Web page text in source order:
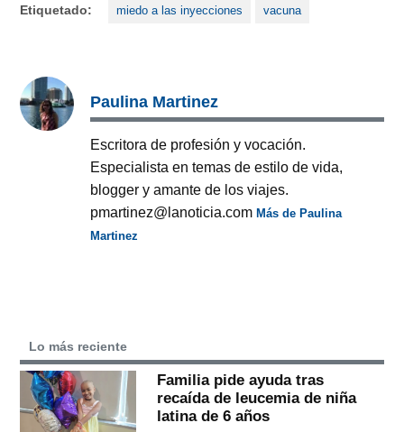
Etiquetado: miedo a las inyecciones vacuna
Paulina Martinez
Escritora de profesión y vocación.
Especialista en temas de estilo de vida,
blogger y amante de los viajes.
pmartinez@lanoticia.comMás de Paulina
Martinez
Lo más reciente
Familia pide ayuda tras
recaída de leucemia de niña
latina de 6 años